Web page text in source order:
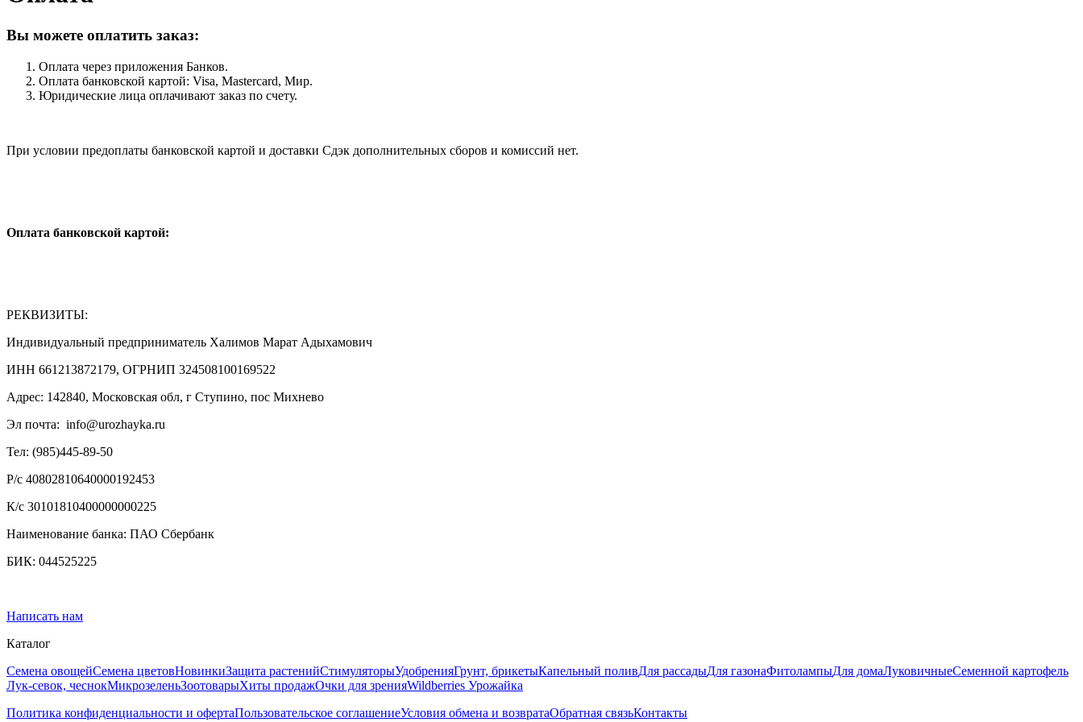
Вы можете оплатить заказ:
Оплата через приложения Банков.
Оплата банковской картой: Visa, Mastercard, Мир.
Юридические лица оплачивают заказ по счету.
При условии предоплаты банковской картой и доставки Сдэк дополнительных сборов и комиссий нет.
Оплата банковской картой:
РЕКВИЗИТЫ:
Индивидуальный предприниматель Халимов Марат Адыхамович
ИНН 661213872179, ОГРНИП 324508100169522
Адрес: 142840, Московская обл, г Ступино, пос Михнево
Эл почта: info@urozhayka.ru
Тел: (985)445-89-50
Р/с 40802810640000192453
К/с 30101810400000000225
Наименование банка: ПАО Сбербанк
БИК: 044525225
Написать нам
Каталог
Семена овощейСемена цветовНовинкиЗащита растенийСтимуляторыУдобренияГрунт, брикетыКапельный поливДля рассадыДля газонаФитолампыДля домаЛуковичныеСеменной картофель
Лук-севок, чеснокМикрозеленьЗоотоварыХиты продажОчки для зренияWildberries Урожайка
Политика конфиденциальности и офертаПользовательское соглашениеУсловия обмена и возвратаОбратная связьКонтакты